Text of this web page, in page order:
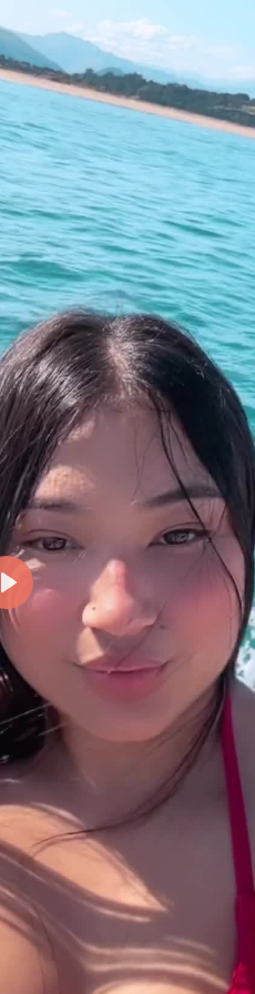
Reproducir